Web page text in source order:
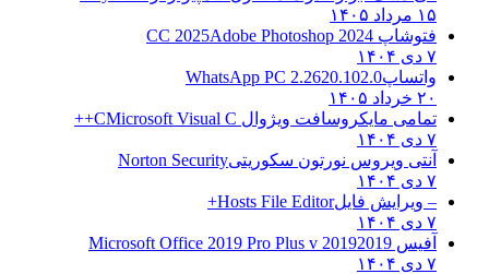
۱۵ مرداد ۱۴۰۵
فتوشاپ CC 2025 Adobe Photoshop 2024
۷ دی ۱۴۰۴
واتساپWhatsApp PC 2.2620.102.0
۲۰ خرداد ۱۴۰۵
تمامی مایکروسافت ویژوال C Microsoft Visual C++
۷ دی ۱۴۰۴
آنتی ویروس نورتون سکوریتیNorton Security
۷ دی ۱۴۰۴
– ویرایش فایلHosts File Editor+
۷ دی ۱۴۰۴
آفیس 2019 2019 Microsoft Office 2019 Pro Plus v
۷ دی ۱۴۰۴